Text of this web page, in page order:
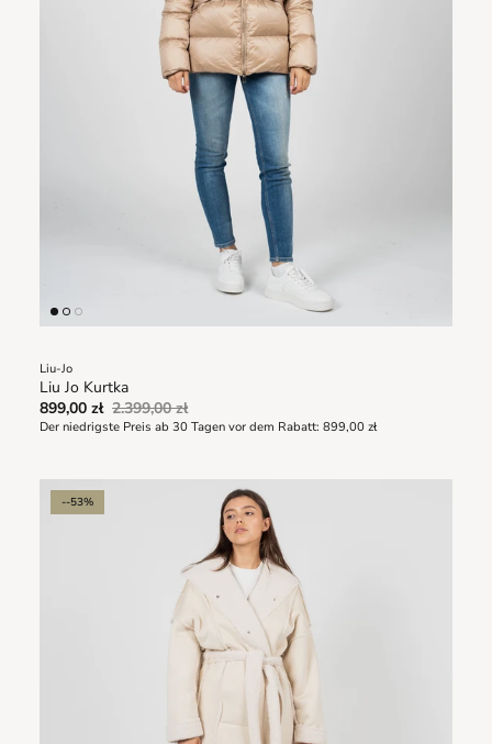
Liu-Jo
Liu Jo Kurtka
899,00 zł 2.399,00 zł
Der niedrigste Preis ab 30 Tagen vor dem Rabatt: 899,00 zł
--53%